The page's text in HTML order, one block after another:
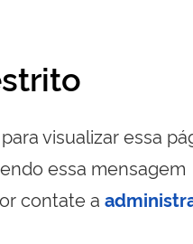
visualizar essa
essa mensagem
contate a